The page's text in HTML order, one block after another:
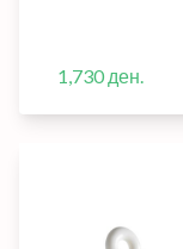
1,730 ден.